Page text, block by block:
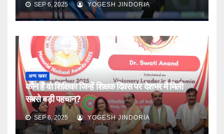
SEP 6, 2025 YOGESH JINDORIA
अन्य खबर
कौन हैं वो शिक्षिका जिन्हें शिक्षक दिवस पर देशभर में मिली
सबसे बड़ी पहचान?
SEP 6, 2025 YOGESH JINDORIA